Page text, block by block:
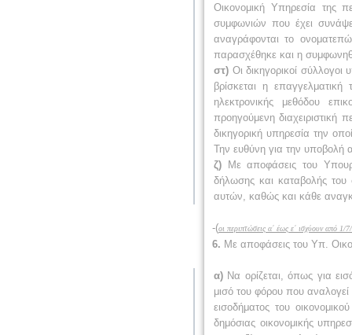
Οικονομική Υπηρεσία της
συμφωνιών που έχει
αναγράφονται το
παρασχέθηκε και η
στ) Οι δικηγορικοί
βρίσκεται η
ηλεκτρονικής μεθόδου
προηγούμενη
δικηγορική υπηρεσία την
Την ευθύνη για την υποβολή
ζ) Με αποφάσεις του
δήλωσης και καταβολής
αυτών, καθώς και κάθε
-(οι περιπτώσεις α΄ έως ε΄ ισχύουν από 1/
6. Με αποφάσεις του Υπ.
α) Να ορίζεται, όπως για
μισό του φόρου που
εισοδήματος του
δημόσιας οικονομικής